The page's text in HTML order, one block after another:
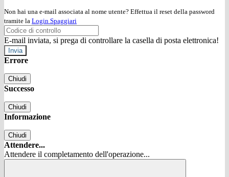
Non hai una e-mail associata al nome utente? Effettua il reset della password
tramite la Login Spaggiari
E-mail inviata, si prega di controllare la casella di posta elettronica!
Errore
Chiudi
Successo
Chiudi
Informazione
Chiudi
Attendere...
Attendere il completamento dell'operazione...